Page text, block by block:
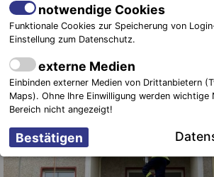
6. Dezember 2021 - Allgemein,
notwendige Cookies
Funktionale Cookies zur Speicherung von
Einstellung zum Datenschutz.
externe Medien
Einbinden externer Medien von Drittanbietern
Maps). Ohne Ihre Einwilligung werden wichtige
Bereich nicht angezeigt!